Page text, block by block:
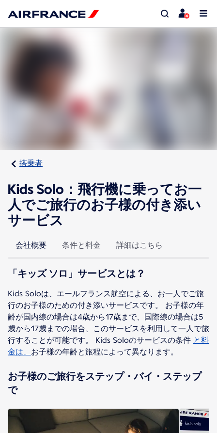
搭乗者
Kids Solo：飛行機に乗ってお一
人でご旅行のお子様の付き添い
サービス
会社概要 条件と料金 詳細はこちら
「キッズ ソロ」サービスとは？
Kids Soloは、エールフランス航空による、お一人でご旅
行のお子様のための付き添いサービスです。 お子様の年
齢が国内線の場合は4歳から17歳まで、国際線の場合は5
歳から17歳までの場合、このサービスを利用して一人で旅
行することが可能です。 Kids Soloのサービスの条件 と料
金は、 お子様の年齢と旅程によって異なります。
お子様のご旅行をステップ・バイ・ステップ
で